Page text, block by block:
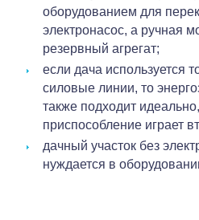
оборудованием для
электронасос, а ручная
резервный агрегат;
если дача используется
силовые линии, то
также подходит
приспособление играет
дачный участок без
нуждается в